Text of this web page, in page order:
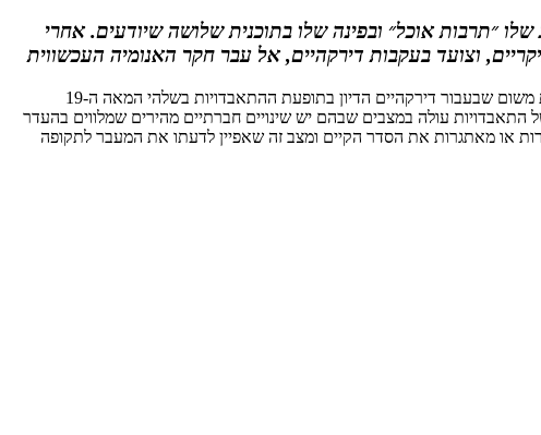
״תרבות אוכל״ ובפינה שלו בתוכנית שלושה שיודעים. אחרי
אמיל דירקהיים היה מהאבות המייסדים של הסוציולוגיה. מחקרו הראשון עסק מכל הנושאים שבעולם בהתאבדות. אך לא היתה זו בחירה מקרית משום שבעבור דירקהיים הדיון בתופעת ההתאבדויות בשלהי המאה ה-19
עולה במצבים שבהם יש שינויים חברתיים מהירים שמלווים בהעדר
או מאתגרות את הסדר הקיים ומצב זה שאפיין לדעתו את המעבר לתקופה